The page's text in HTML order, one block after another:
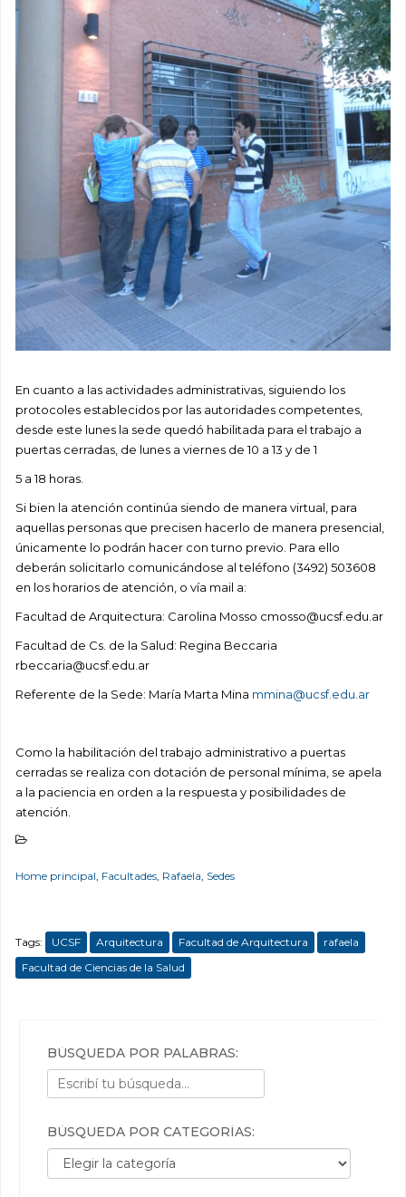
En cuanto a las actividades administrativas, siguiendo los
protocoles establecidos por las autoridades competentes,
desde este lunes la sede quedó habilitada para el trabajo a
puertas cerradas, de lunes a viernes de 10 a 13 y de 1
5 a 18 horas.
Si bien la atención continúa siendo de manera virtual, para
aquellas personas que precisen hacerlo de manera presencial,
únicamente lo podrán hacer con turno previo. Para ello
deberán solicitarlo comunicándose al teléfono (3492) 503608
en los horarios de atención, o vía mail a:
Facultad de Arquitectura: Carolina Mosso cmosso@ucsf.edu.ar
Facultad de Cs. de la Salud: Regina Beccaria
rbeccaria@ucsf.edu.ar
Referente de la Sede: María Marta Mina mmina@ucsf.edu.ar
Como la habilitación del trabajo administrativo a puertas
cerradas se realiza con dotación de personal mínima, se apela
a la paciencia en orden a la respuesta y posibilidades de
atención.
Home principal, Facultades, Rafaela, Sedes
Tags: UCSF Arquitectura Facultad de Arquitectura
rafaela
Facultad de Ciencias de la Salud
BÚSQUEDA POR PALABRAS:
BÚSQUEDA POR CATEGORÍAS:
Búsqueda por categorías: